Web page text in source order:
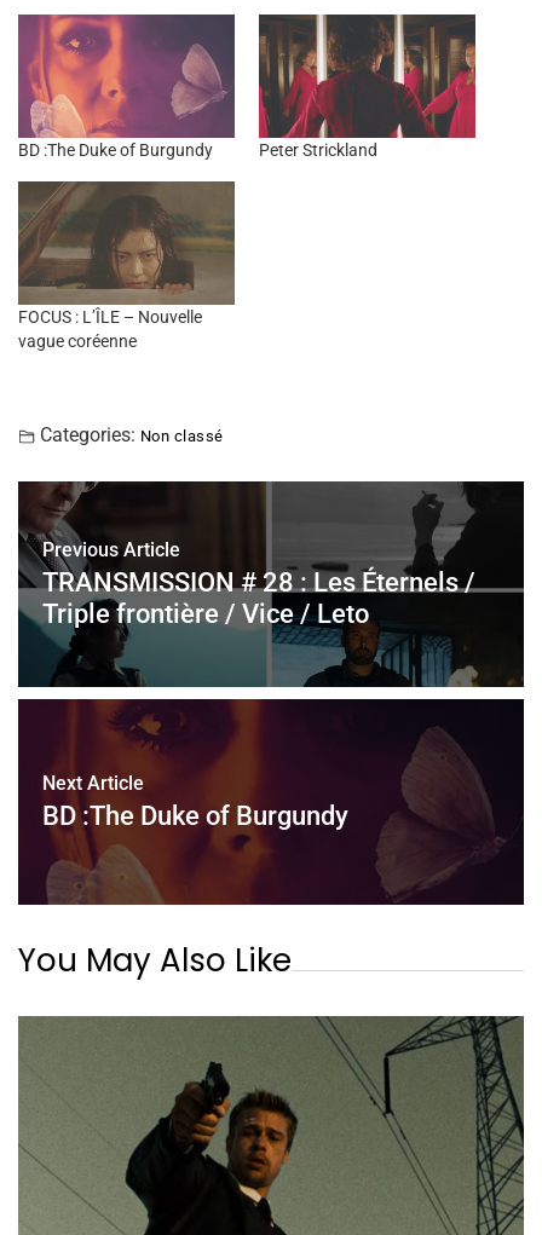
BD :The Duke of Burgundy Peter Strickland
FOCUS : L’ÎLE – Nouvelle
vague coréenne
Categories: Non classé
Previous Article
TRANSMISSION # 28 : Les Éternels /
Triple frontière / Vice / Leto
Next Article
BD :The Duke of Burgundy
You May Also Like